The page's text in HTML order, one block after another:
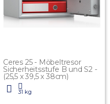
Ceres 25 - Möbeltresor
Sicherheitsstufe B und S2 -
(25,5 x 39,5 x 38cm)
31 kg